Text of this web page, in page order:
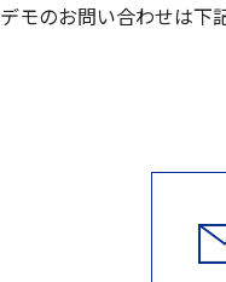
デモのお問い合わせは下